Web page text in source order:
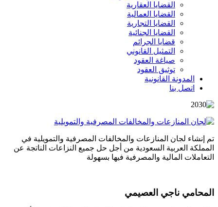
القضايا العقارية
القضايا العمالية
القضايا التجارية
القضايا الجنائية
قضايا الجرائم
التمثيل القانوني
صياغة العقود
توثيق العقود
المدونة القانونية
اتصل بنا
تم إنشاء لجان المنازعات والمخالفات المصرفية والتمويلية في
المملكة العربية السعودية من أجل حل جميع النزاعات الناتجة عن
التعاملات المالية والمصرفية فيها بسهولة
المحامي ناجي العصيمي